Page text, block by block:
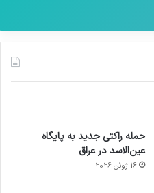
حمله راکتی جدید به پایگاه
عین‌الاسد در عراق
16 ژوئن 2026